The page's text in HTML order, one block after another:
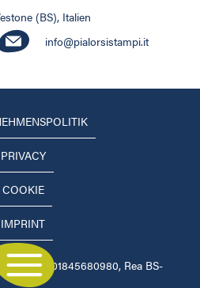
(BS), Italien
info@pialorsistampi.it
IdNr. 01845680980, Rea BS-
PRIVACY
COOKIE
IMPRINT